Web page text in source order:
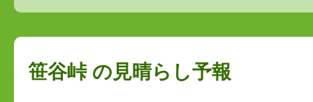
笹谷峠 の見晴らし予報